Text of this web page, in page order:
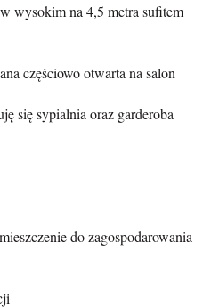
wysokim na 4,5 metra sufitem
częściowo otwarta na salon
się sypialnia oraz garderoba
do zagospodarowania